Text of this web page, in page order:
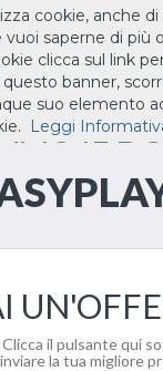
IL
Clicca il pulsante qui
la tua migliore
cookie, anche
vuoi saperne di più
clicca sul link
banner,
suo elemento
Leggi